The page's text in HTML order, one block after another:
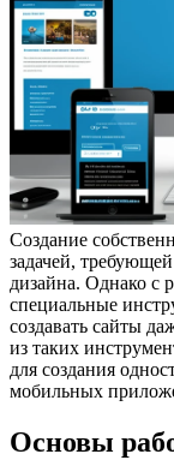
Создание
задачей,
дизайна. Однако с
специальные
создавать сайты
из таких
для создания
мобильных
Основы